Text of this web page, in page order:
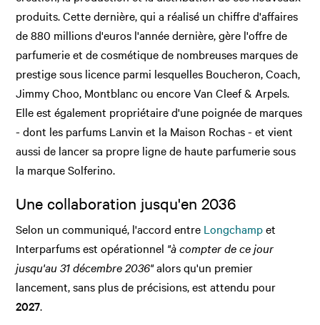
produits. Cette dernière, qui a réalisé un chiffre d'affaires
de 880 millions d'euros l'année dernière, gère l'offre de
parfumerie et de cosmétique de nombreuses marques de
prestige sous licence parmi lesquelles Boucheron, Coach,
Jimmy Choo, Montblanc ou encore Van Cleef & Arpels.
Elle est également propriétaire d'une poignée de marques
- dont les parfums Lanvin et la Maison Rochas - et vient
aussi de lancer sa propre ligne de haute parfumerie sous
la marque Solferino.
Une collaboration jusqu'en 2036
Selon un communiqué, l'accord entre Longchampet
Interparfums est opérationnel "à compter de ce jour
jusqu'au 31 décembre 2036"alors qu'un premier
lancement, sans plus de précisions, est attendu pour
2027.